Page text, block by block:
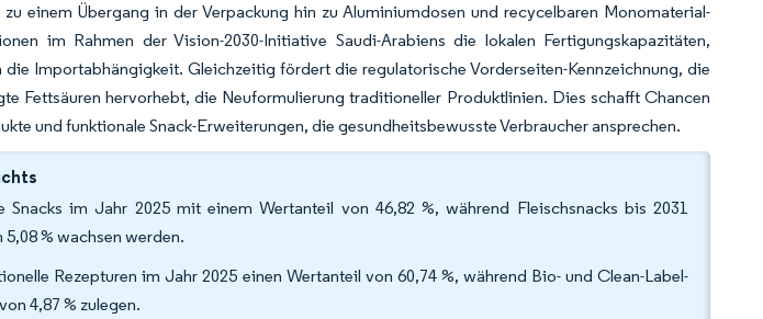
einem Übergang in der Verpackung hin zu Aluminiumdosen und recycelbaren Monomaterial-
im Rahmen der Vision-2030-Initiative Saudi-Arabiens die lokalen Fertigungskapazitäten,
Importabhängigkeit. Gleichzeitig fördert die regulatorische Vorderseiten-Kennzeichnung, die
Fettsäuren hervorhebt, die Neuformulierung traditioneller Produktlinien. Dies schafft Chancen
und funktionale Snack-Erweiterungen, die gesundheitsbewusste Verbraucher ansprechen.
Snacks im Jahr 2025 mit einem Wertanteil von 46,82 %, während Fleischsnacks bis 2031
% wachsen werden.
Rezepturen im Jahr 2025 einen Wertanteil von 60,74 %, während Bio- und Clean-Label-
4,87 % zulegen.